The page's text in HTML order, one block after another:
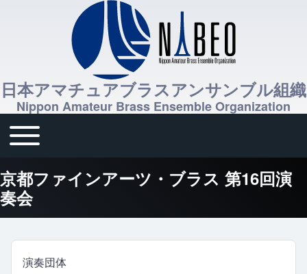
日本アマチュアブラスアンサンブル組織
Nippon Amateur Brass Ensemble Organization
メインナビゲーション
Toggle main menu
京都ファインアーツ・ブラス 第16回演
奏会
演奏団体